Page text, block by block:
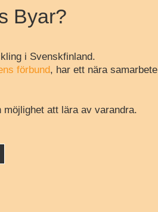
Byar?
i Svenskfinland.
förbund, har ett nära samarbete
att lära av varandra.